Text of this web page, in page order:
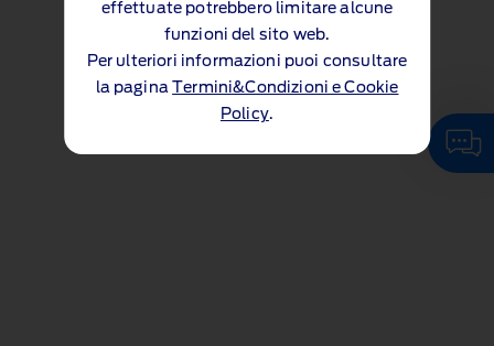
effettuate potrebbero limitare alcune
funzioni del sito web.
Per ulteriori informazioni puoi consultare
la pagina
Termini&Condizioni e Cookie
Policy.